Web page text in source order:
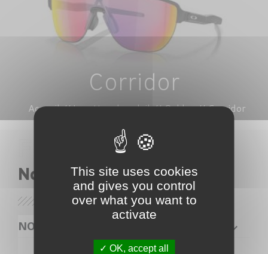
Corridor
Accueil Lunettes de soleil Oakley Corridor
Nos lunettes
NOS PRODUITS
This site uses cookies
and gives you control
over what you want to
activate
OK, accept all